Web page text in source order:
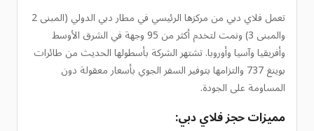
تعمل فلاي دبي من مركزها الرئيسي في مطار دبي الدولي (المبنى 2
والمبنى 3) ونمت لتخدم أكثر من 95 وجهة في الشرق الأوسط
وأفريقيا وآسيا وأوروبا. تشتهر الشركة بأسطولها الحديث من طائرات
بوينغ 737 والتزامها بتوفير السفر الجوي بأسعار معقولة دون
المساومة على الجودة.
مميزات حجز فلاي دبي: